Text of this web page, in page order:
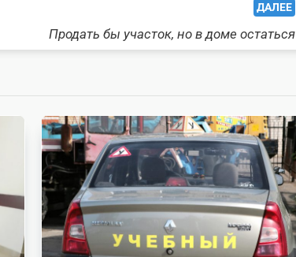
ДАЛЕЕ
Продать бы участок, но в доме остаться